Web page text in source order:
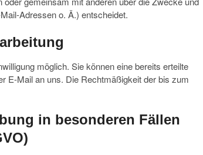
Adressen o. Ä.) entscheidet.
möglich. Sie können eine bereits erteilte
E-Mail an uns. Die Rechtmäßigkeit der bis zum
in besonderen Fällen